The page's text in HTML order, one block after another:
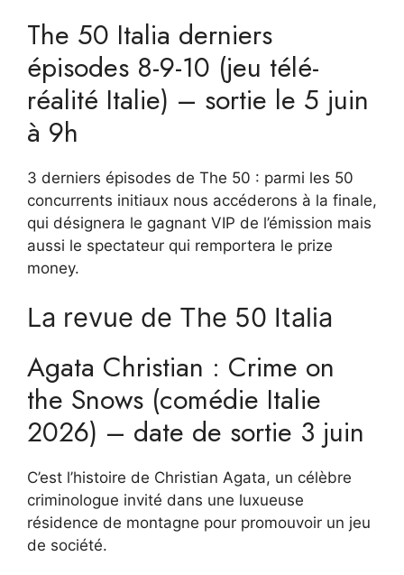
The 50 Italia derniers
épisodes 8-9-10 (jeu télé-
réalité Italie) – sortie le 5 juin
à 9h
3 derniers épisodes de The 50 : parmi les 50
concurrents initiaux nous accéderons à la finale,
qui désignera le gagnant VIP de l’émission mais
aussi le spectateur qui remportera le prize
money.
La revue de The 50 Italia
Agata Christian : Crime on
the Snows (comédie Italie
2026) – date de sortie 3 juin
C’est l’histoire de Christian Agata, un célèbre
criminologue invité dans une luxueuse
résidence de montagne pour promouvoir un jeu
de société.